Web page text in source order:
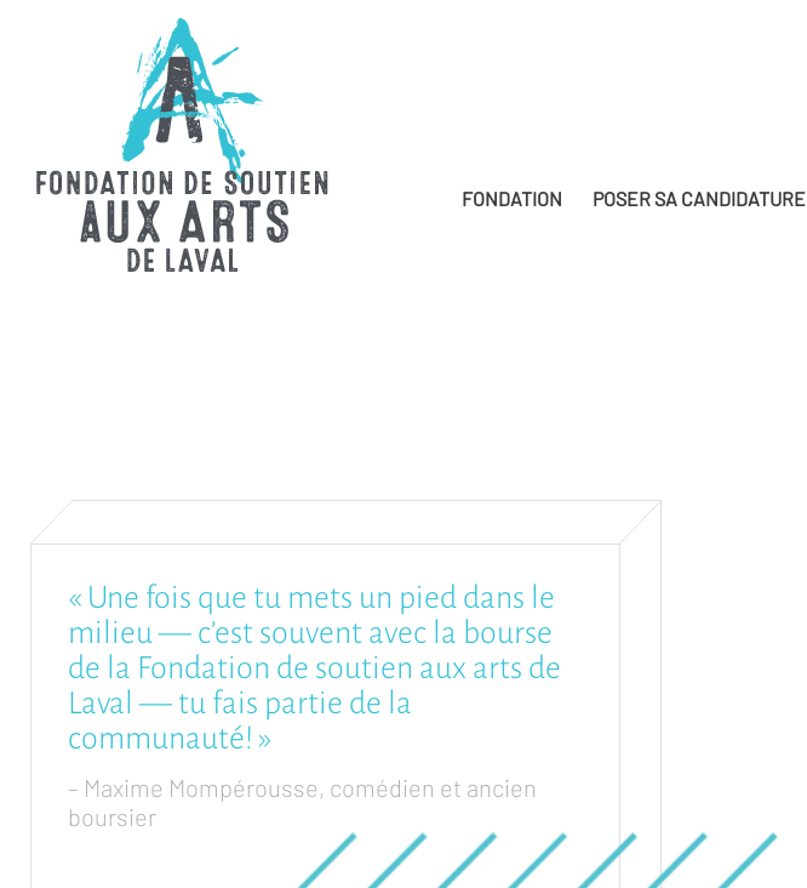
FONDATION POSER SA CANDIDATURE
« Une fois que tu mets un pied dans le
milieu — c’est souvent avec la bourse
de la Fondation de soutien aux arts de
Laval — tu fais partie de la
communauté! »
– Maxime Mompérousse, comédien et ancien
boursier